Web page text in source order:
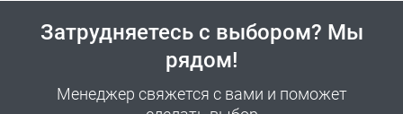
Затрудняетесь с выбором? Мы
рядом!
Менеджер свяжется с вами и поможет